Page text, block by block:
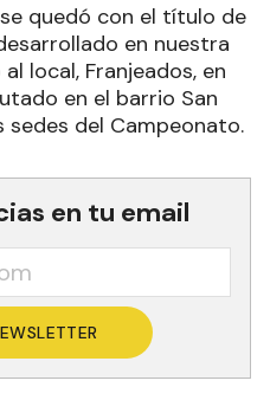
quedó con el título de
en nuestra
local, Franjeados, en
en el barrio San
sedes del Campeonato.
en tu email